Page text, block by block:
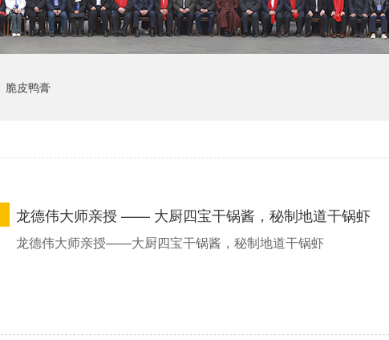
脆皮鸭膏
龙德伟大师亲授 —— 大厨四宝干锅酱，秘制地道干锅虾
龙德伟大师亲授——大厨四宝干锅酱，秘制地道干锅虾